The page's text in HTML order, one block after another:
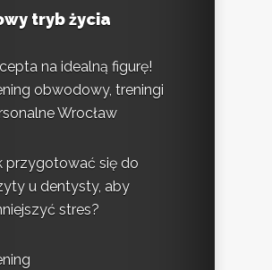
tryb życia
na idealną figurę!
obwodowy, treningi
Wrocław
przygotować się do
u dentysty, aby
stres?